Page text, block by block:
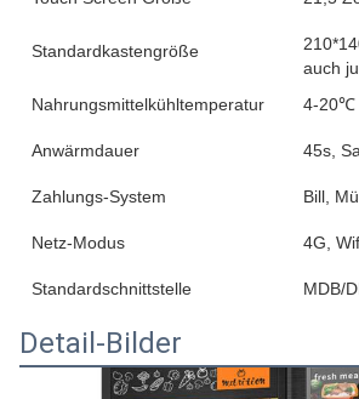
Standardkastengröße
auch
Nahrungsmittelkühltemperatur
4-20℃
Anwärmdauer 45s,
Zahlungs-System Bill,
Netz-Modus 4G,
Standardschnittstelle MDB/
Detail-Bilder